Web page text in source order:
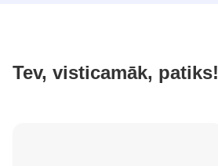
Tev, visticamāk, patiks!